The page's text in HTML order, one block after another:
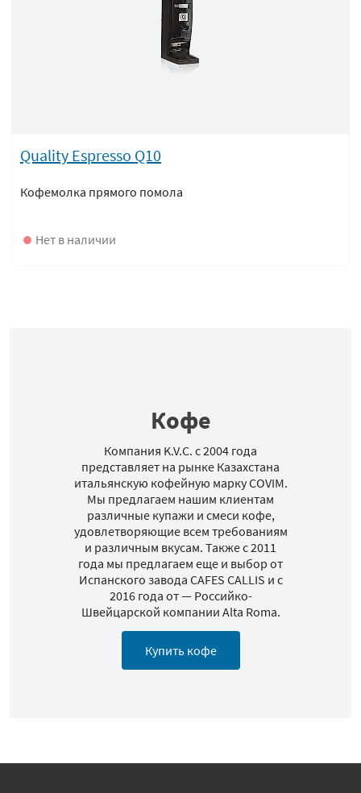
Quality Espresso Q10
Кофемолка прямого помола
Нет в наличии
Кофе
Компания K.V.C. с 2004 года
представляет на рынке Казахстана
итальянскую кофейную марку COVIM.
Мы предлагаем нашим клиентам
различные купажи и смеси кофе,
удовлетворяющие всем требованиям
и различным вкусам. Также с 2011
года мы предлагаем еще и выбор от
Испанского завода CAFES CALLIS и с
2016 года от — Российко-
Швейцарской компании Alta Roma.
Купить кофе